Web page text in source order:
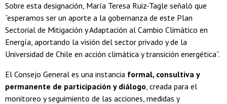
Sobre esta designación, María Teresa Ruiz-Tagle señaló que
“esperamos ser un aporte a la gobernanza de este Plan
Sectorial de Mitigación y Adaptación al Cambio Climático en
Energía, aportando la visión del sector privado y de la
Universidad de Chile en acción climática y transición energética”.
El Consejo General es una instancia formal, consultiva y
permanente de participación y diálogo, creada para el
monitoreo y seguimiento de las acciones, medidas y